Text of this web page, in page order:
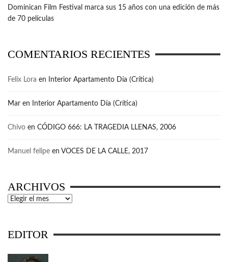
Dominican Film Festival marca sus 15 años con una edición de más
de 70 películas
COMENTARIOS RECIENTES
Felix Lora en Interior Apartamento Día (Crítica)
Mar en Interior Apartamento Día (Crítica)
Chivo en CÓDIGO 666: LA TRAGEDIA LLENAS, 2006
Manuel felipe en VOCES DE LA CALLE, 2017
ARCHIVOS
Archivos
EDITOR